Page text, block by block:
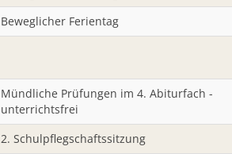
Beweglicher Ferientag
Mündliche Prüfungen im 4. Abiturfach -
unterrichtsfrei
2. Schulpflegschaftssitzung